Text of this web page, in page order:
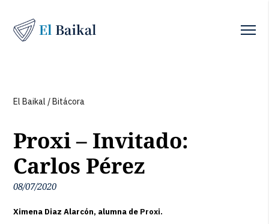
El Baikal /Bitácora
Proxi – Invitado:
Carlos Pérez
08/07/2020
Ximena Diaz Alarcón, alumna de Proxi.